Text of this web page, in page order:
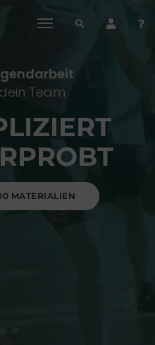
toggle
Team
MATERIALIEN